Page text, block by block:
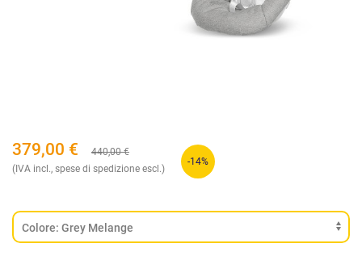
379,00 € 440,00€
(IVA incl., spese di spedizione escl.)
-14%